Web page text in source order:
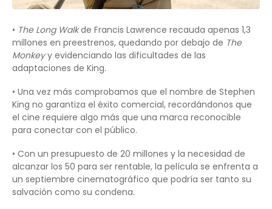
• The Long Walkde Francis Lawrence recauda apenas 1,3
millones en preestrenos, quedando por debajo de The
Monkeyy evidenciando las dificultades de las
adaptaciones de King.
• Una vez más comprobamos que el nombre de Stephen
King no garantiza el éxito comercial, recordándonos que
el cine requiere algo más que una marca reconocible
para conectar con el público.
• Con un presupuesto de 20 millones y la necesidad de
alcanzar los 50 para ser rentable, la película se enfrenta a
un septiembre cinematográfico que podría ser tanto su
salvación como su condena.